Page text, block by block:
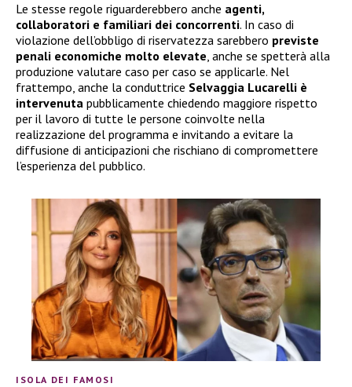
Le stesse regole riguarderebbero anche agenti,
collaboratori e familiari dei concorrenti. In caso di
violazione dell’obbligo di riservatezza sarebbero previste
penali economiche molto elevate, anche se spetterà alla
produzione valutare caso per caso se applicarle. Nel
frattempo, anche la conduttrice Selvaggia Lucarelli è
intervenuta pubblicamente chiedendo maggiore rispetto
per il lavoro di tutte le persone coinvolte nella
realizzazione del programma e invitando a evitare la
diffusione di anticipazioni che rischiano di compromettere
l’esperienza del pubblico.
ISOLA DEI FAMOSI